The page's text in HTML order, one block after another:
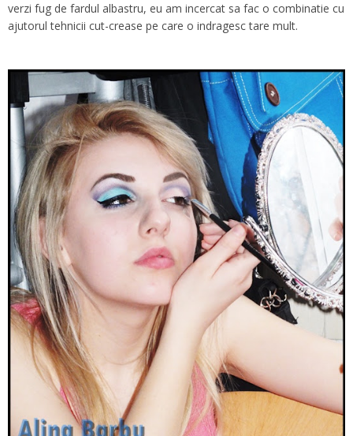
verzi fug de fardul albastru, eu am incercat sa fac o combinatie cu
ajutorul tehnicii cut-crease pe care o indragesc tare mult.